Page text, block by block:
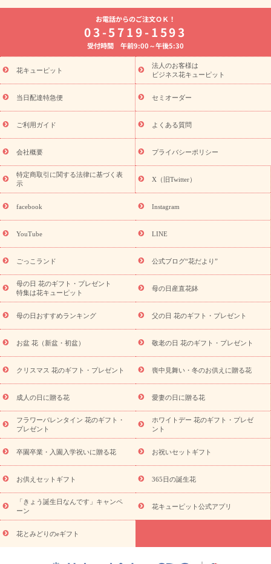
よく贈られる花
お祝いの花特集
誕生日フラワーギフト特集
8月の誕生花(トルコキキョウ)
開店・開業祝い
お供え・お悔やみ お供え・お悔やみの花
通夜・葬儀に贈る花 胡蝶蘭・花鉢
ーブドフラワー
季節のイベント
ひまわり ギフト・プレゼント
特集
お盆 花（新盆・初盆） 季節のイベント
お盆 花（新
盆・初盆）
お盆 花（新盆・初盆）
お盆・お供え 花とセットギ
フト
お盆・お供え プリザーブドフラワー
ひまわり ギフト・プ
レゼント特集
夏の花贈り・お中元・暑中見舞い 花のギフト特集
敬老の日におくる花ギフト・プレゼント特集
花ギフト・プレゼント特集
敬老の日 花のおすすめランキング
敬
老の日 花鉢植えのギフト・プレゼント特集
敬老の日 花とセットギ
フト・プレゼント特集
敬老の日の花 全てのギフト一覧
キャン
ペーン
映画『ウォーターガーディアンズ』コラボキャンペーン
「きょう誕生日なんです」キャンペーン
誕生日の花を探す
誕生日フラワーギフト 誕生日フラワーギフト特集
(トルコキキョウ)
9月の誕生花(リンドウ)
ら探す
お祝いの花特集 当日配達特急便 お祝い商品一覧
念日
結婚祝い 出産祝い 退院祝い・快気祝い
寿祝い
プチギフト ペットのお祝いフラワー
供え・お悔やみ商品一覧
お供え・お悔やみの花
四十九日法要以
お供え プリザーブドフラワー
ペットのお供えフラワー
お盆（新
盆・初盆）
その他 お祝い返し お見舞い
お取り寄せギフト
ビジネス用
ご自宅用 観葉植物 ミディ胡蝶蘭
プリザーブ
ドフラワー
スタイルから探す アレンジメント 花束
スタ
ンド花
お祝い お供え・お悔やみ 胡蝶蘭 胡蝶蘭・花鉢
ディ胡蝶蘭・お祝い
ミディ胡蝶蘭・お供え
世界初の青色胡蝶蘭
観葉植物
観葉植物 産直多肉植物
プリザーブドフラワー
お祝い
お供え・お悔やみ 花とセットギフト
セミオーダー
プチギフト（hanamore -ハナモア-）
花とみどりのeギフト
キューピットのeGfit
カラー ピンク イエローオレンジ
レッ
ド
お花の種類 トルコキキョウ
お祝い お祝い・3000円～ お祝い・4000円～
お祝い・
5000円～
お祝い・7000円～ お祝い・ 10000円～
お供え・お
悔やみ
円～
お供え・お悔やみ・
読み物
お電話からのご注文ＯＫ！
03-5719-1593
受付時間 午前9:00～午後5:30
花キューピット
法人のお客様は
ビジネス花キューピット
当日配達特急便 セミオーダー
ご利用ガイド よくある質問
会社概要 プライバシーポリシー
特定商取引に関する法律に基づく表
示
X（旧Twitter）
facebook Instagram
YouTube LINE
ごっこランド 公式ブログ“花だより”
母の日 花のギフト・プレゼント
特集は花キューピット
母の日産直花鉢
母の日おすすめランキング 父の日 花のギフト・プレゼント
お盆 花（新盆・初盆） 敬老の日 花のギフト・プレゼント
クリスマス 花のギフト・プレゼント 喪中見舞い・冬のお供えに贈る花
成人の日に贈る花 愛妻の日に贈る花
フラワーバレンタイン 花のギフト・
プレゼント
ホワイトデー 花のギフト・プレゼ
ント
卒園卒業・入園入学祝いに贈る花 お祝いセットギフト
お供えセットギフト 365日の誕生花
「きょう誕生日なんです」キャンペ
ーン
花キューピット公式アプリ
花とみどりのeギフト